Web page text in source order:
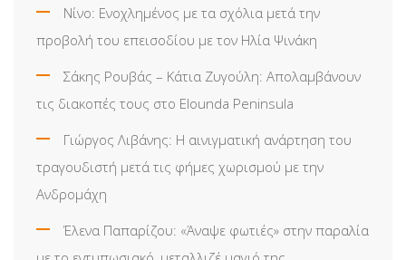
Νίνο: Ενοχλημένος με τα σχόλια μετά την
προβολή του επεισοδίου με τον Ηλία Ψινάκη
Σάκης Ρουβάς – Κάτια Ζυγούλη: Απολαμβάνουν
τις διακοπές τους στο Elounda Peninsula
Γιώργος Λιβάνης: Η αινιγματική ανάρτηση του
τραγουδιστή μετά τις φήμες χωρισμού με την
Ανδρομάχη
Έλενα Παπαρίζου: «Άναψε φωτιές» στην παραλία